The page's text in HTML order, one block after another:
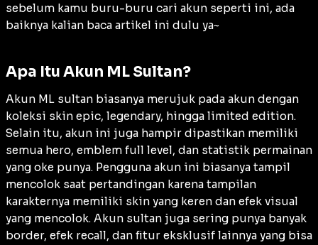
sebelum kamu buru-buru cari akun seperti ini, ada
baiknya kalian baca artikel ini dulu ya~
Apa Itu Akun ML Sultan?
Akun ML sultan biasanya merujuk pada akun dengan
koleksi skin epic, legendary, hingga limited edition.
Selain itu, akun ini juga hampir dipastikan memiliki
semua hero, emblem full level, dan statistik permainan
yang oke punya. Pengguna akun ini biasanya tampil
mencolok saat pertandingan karena tampilan
karakternya memiliki skin yang keren dan efek visual
yang mencolok. Akun sultan juga sering punya banyak
border, efek recall, dan fitur eksklusif lainnya yang bisa